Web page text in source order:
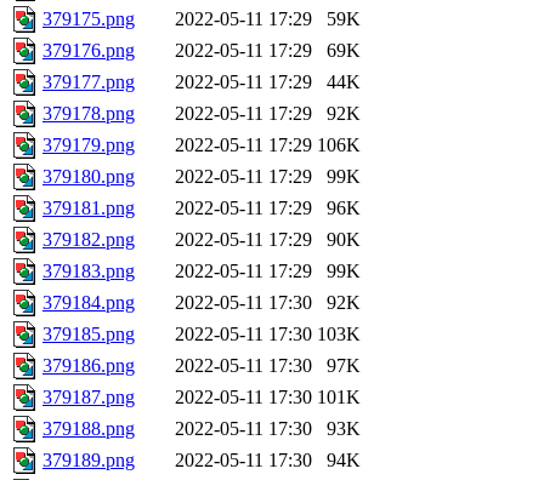
379175.png
2022-05-11 17:29
59K
379176.png
2022-05-11 17:29
69K
379177.png
2022-05-11 17:29
44K
379178.png
2022-05-11 17:29
92K
379179.png
2022-05-11 17:29 106K
379180.png
2022-05-11 17:29
99K
379181.png
2022-05-11 17:29
96K
379182.png
2022-05-11 17:29
90K
379183.png
2022-05-11 17:29
99K
379184.png
2022-05-11 17:30
92K
379185.png
2022-05-11 17:30 103K
379186.png
2022-05-11 17:30
97K
379187.png
2022-05-11 17:30 101K
379188.png
2022-05-11 17:30
93K
379189.png
2022-05-11 17:30
94K